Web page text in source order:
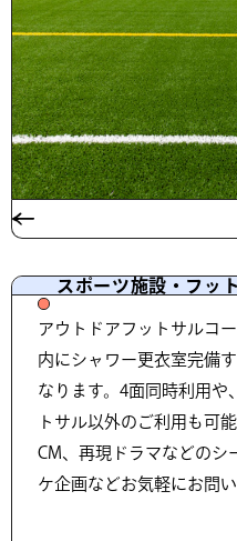
スポーツ施設・フッ
アウトドアフットサルコ
内にシャワー更衣室完備
なります。4面同時利用や
トサル以外のご利用も可
CM、再現ドラマなどのシ
ケ企画などお気軽にお問